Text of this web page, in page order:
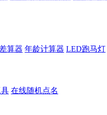
算器 年龄计算器 LED跑马灯
在线随机点名